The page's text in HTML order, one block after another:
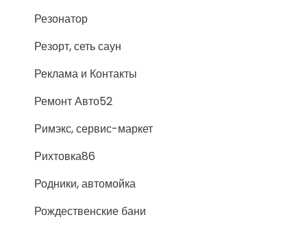
Резонатор
Резорт, сеть саун
Реклама и Контакты
Ремонт Авто52
Римэкс, сервис-маркет
Рихтовка86
Родники, автомойка
Рождественские бани